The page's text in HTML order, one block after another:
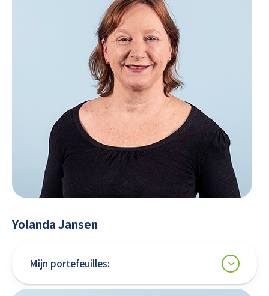
Yolanda Jansen
Mijn portefeuilles: